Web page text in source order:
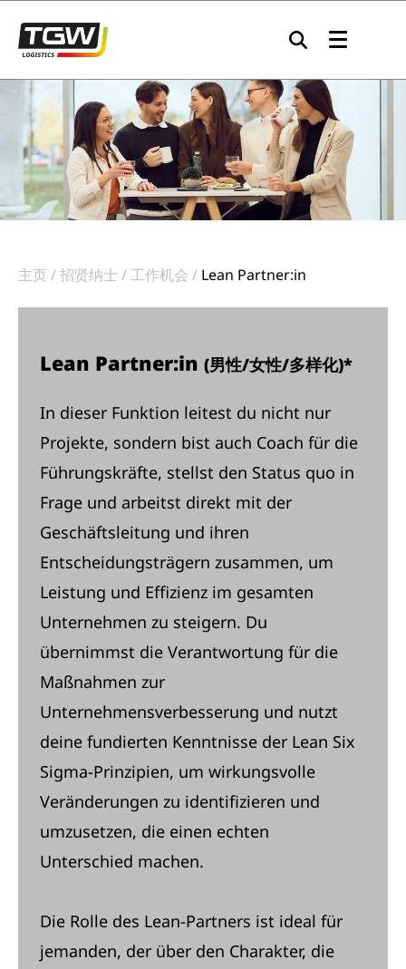
主页 招贤纳士 工作机会 Lean Partner:in
Lean Partner:in (男性/女性/多样化)*
In dieser Funktion leitest du nicht nur
Projekte, sondern bist auch Coach für die
Führungskräfte, stellst den Status quo in
Frage und arbeitst direkt mit der
Geschäftsleitung und ihren
Entscheidungsträgern zusammen, um
Leistung und Effizienz im gesamten
Unternehmen zu steigern. Du
übernimmst die Verantwortung für die
Maßnahmen zur
Unternehmensverbesserung und nutzt
deine fundierten Kenntnisse der Lean Six
Sigma-Prinzipien, um wirkungsvolle
Veränderungen zu identifizieren und
umzusetzen, die einen echten
Unterschied machen.
Die Rolle des Lean-Partners ist ideal für
jemanden, der über den Charakter, die